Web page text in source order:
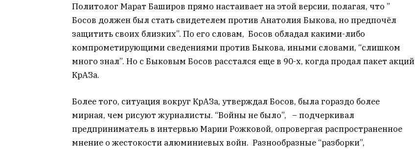
Политолог Марат Баширов прямо настаивает на этой версии, полагая, что ”
Босов должен был стать свидетелем против Анатолия Быкова, но предпочёл
защитить своих близких”. По его словам, Босов обладал какими-либо
компрометирующими сведениями против Быкова, иными словами, “слишком
много знал”. Но с Быковым Босов расстался еще в 90-х, когда продал пакет акций
КрАЗа.
Более того, ситуация вокруг КрАЗа, утверждал Босов, была гораздо более
мирная, чем рисуют журналисты. “Войны не было”, – подчеркивал
предприниматель в интервью Марии Рожковой, опровергая распространенное
мнение о жестокости алюминиевых войн. Разнообразные “разборки”,